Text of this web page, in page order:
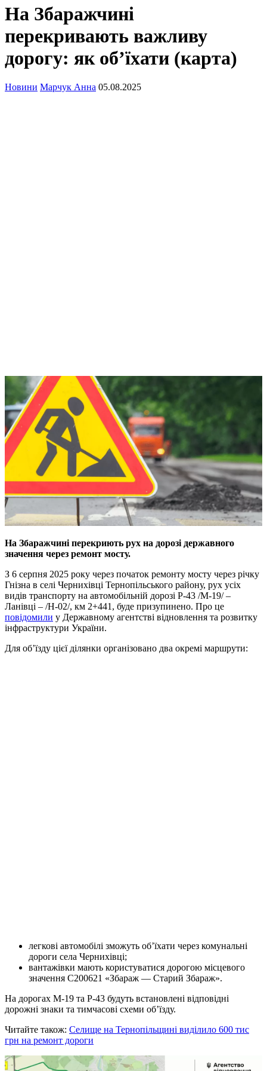
На Збаражчині
перекривають важливу
дорогу: як об’їхати (карта)
Новини Марчук Анна 05.08.2025
На Збаражчині перекриють рух на дорозі державного
значення через ремонт мосту.
З 6 серпня 2025 року через початок ремонту мосту через річку
Гнізна в селі Чернихівці Тернопільського району, рух усіх
видів транспорту на автомобільній дорозі Р-43 /М-19/ –
Ланівці – /Н-02/, км 2+441, буде призупинено. Про це
повідомили у Державному агентстві відновлення та розвитку
інфраструктури України.
Для об’їзду цієї ділянки організовано два окремі маршрути:
легкові автомобілі зможуть об’їхати через комунальні
дороги села Чернихівці;
вантажівки мають користуватися дорогою місцевого
значення С200621 «Збараж — Старий Збараж».
На дорогах М-19 та Р-43 будуть встановлені відповідні
дорожні знаки та тимчасові схеми об’їзду.
Читайте також: Селище на Тернопільщині виділило 600 тис
грн на ремонт дороги